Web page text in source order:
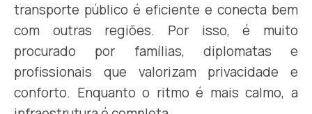
transporte público é eficiente e conecta bem
com outras regiões. Por isso, é muito
procurado por famílias, diplomatas e
profissionais que valorizam privacidade e
conforto. Enquanto o ritmo é mais calmo, a